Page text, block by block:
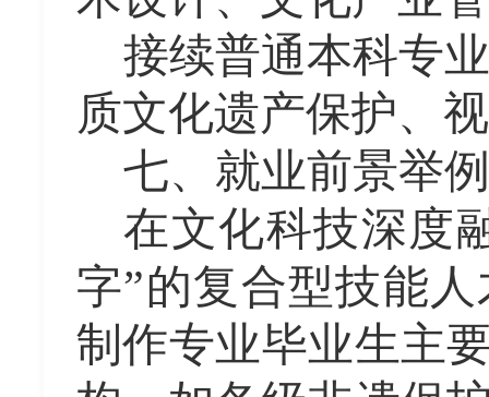
接续普通本科专
质文化遗产保护、
七、就业前景举例
在文化科技深度
字”的复合型技能
制作专业毕业生主